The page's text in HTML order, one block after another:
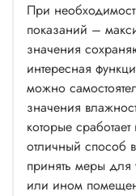
При
показаний –
значения
интересная
можно
значения
которые
отличный способ
принять меры для
или ином